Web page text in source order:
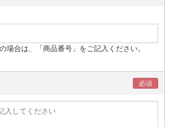
場合は、「商品番号」をご記入ください。